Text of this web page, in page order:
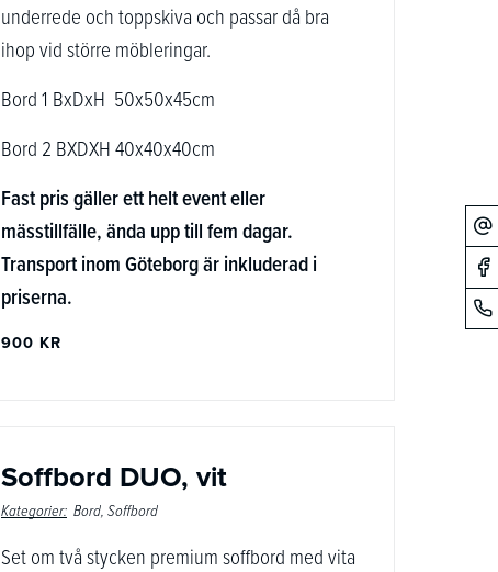
underrede och toppskiva och passar då bra
ihop vid större möbleringar.
Bord 1 BxDxH 50x50x45cm
Bord 2 BXDXH 40x40x40cm
Fast pris gäller ett helt event eller
mässtillfälle, ända upp till fem dagar.
Transport inom Göteborg är inkluderad i
priserna.
900 KR
Soffbord DUO, vit
Kategorier: Bord Soffbord
Set om två stycken premium soffbord med vita